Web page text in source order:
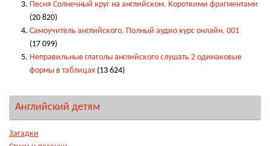
Песня Солнечный круг на английском. Короткими фрагментами
(20 820)
Самоучитель английского. Полный аудио курс онлайн. 001
(17 099)
Неправильные глаголы английского слушать 2 одинаковые
формы в таблицах (13 624)
Английский детям
Загадки